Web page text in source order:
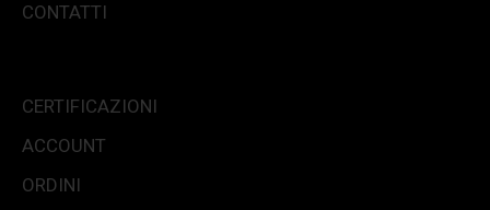
CONTATTI
CERTIFICAZIONI
ACCOUNT
ORDINI